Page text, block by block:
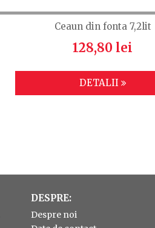
Ceaun din fonta 7,2lit
128,80 lei
DETALII
DESPRE:
Despre noi